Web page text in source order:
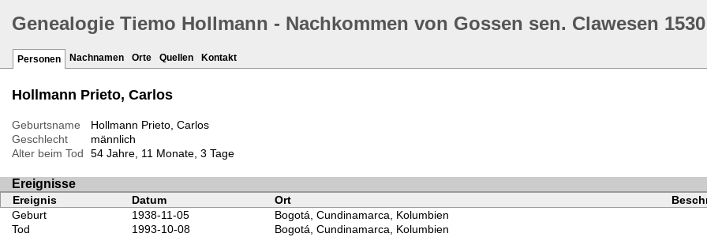
Genealogie Tiemo Hollmann - Nachkommen von Gossen sen. Clawesen 1530
Personen Nachnamen Orte Quellen Kontakt
Hollmann Prieto, Carlos
Geburtsname
Hollmann Prieto, Carlos
Geschlecht
männlich
Alter beim Tod
54 Jahre, 11 Monate, 3 Tage
Ereignisse
Ereignis Datum Ort
Geburt
1938-11-05
Bogotá, Cundinamarca, Kolumbien
Tod
1993-10-08 Bogotá, Cundinamarca, Kolumbien